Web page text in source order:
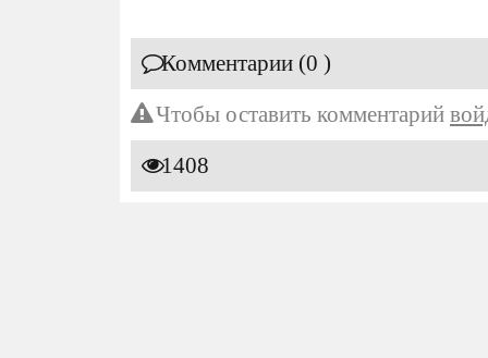
Комментарии (0 )
Чтобы оставить комментарий
1408